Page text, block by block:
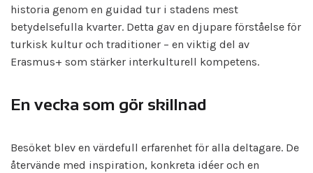
historia genom en guidad tur i stadens mest
betydelsefulla kvarter. Detta gav en djupare förståelse för
turkisk kultur och traditioner – en viktig del av
Erasmus+ som stärker interkulturell kompetens.
En vecka som gör skillnad
Besöket blev en värdefull erfarenhet för alla deltagare. De
återvände med inspiration, konkreta idéer och en